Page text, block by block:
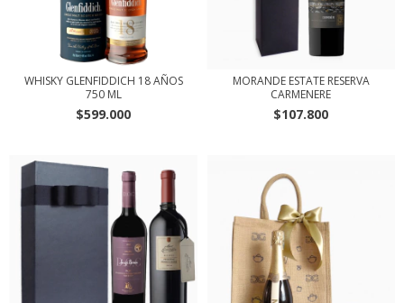
WHISKY GLENFIDDICH 18 AÑOS
750 ML
$599.000
MORANDE ESTATE RESERVA
CARMENERE
$107.800